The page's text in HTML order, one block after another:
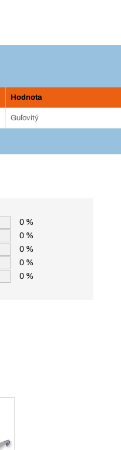
Hodnota
Guľovitý
0 %
0 %
0 %
0 %
0 %